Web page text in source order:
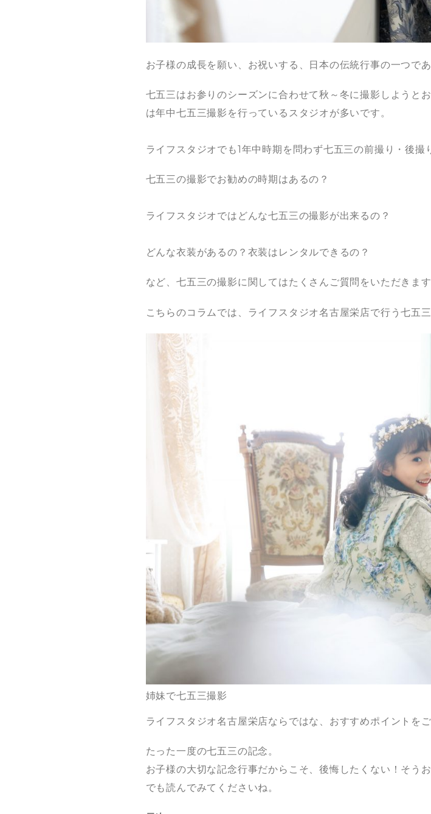
お子様の成長を願い、お祝いする、日本の伝統行事の一つであ
七五三はお参りのシーズンに合わせて秋～冬に撮影しようと
は年中七五三撮影を行っているスタジオが多いです。
ライフスタジオでも1年中時期を問わず七五三の前撮り・後撮
七五三の撮影でお勧めの時期はあるの？
ライフスタジオではどんな七五三の撮影が出来るの？
どんな衣装があるの？衣装はレンタルできるの？
など、七五三の撮影に関してはたくさんご質問をいただきます
こちらのコラムでは、ライフスタジオ名古屋栄店で行う七五
姉妹で七五三撮影
ライフスタジオ名古屋栄店ならではな、おすすめポイントを
たった一度の七五三の記念。
お子様の大切な記念行事だからこそ、後悔したくない！そう
でも読んでみてくださいね。